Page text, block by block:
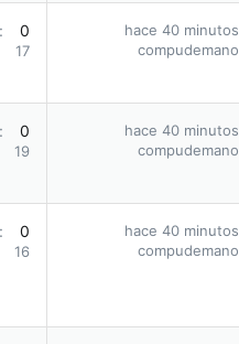
0
17
hace 40 minutos
compudemano
0
19
hace 40 minutos
compudemano
0
16
hace 40 minutos
compudemano